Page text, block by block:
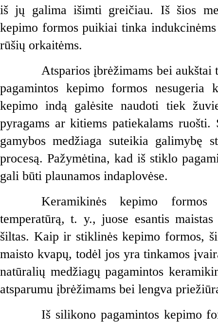
iš jų galima išimti greičiau. Iš šios
kepimo formos puikiai tinka
rūšių orkaitėms.
Atsparios įbrėžimams bei aukštai
pagamintos kepimo formos nesugeria
kepimo indą galėsite naudoti tiek
pyragams ar kitiems patiekalams
gamybos medžiaga suteikia galimybę
procesą. Pažymėtina, kad iš stiklo
gali būti plaunamos indaplovėse.
Keramikinės kepimo
temperatūrą, t. y., juose esantis
šiltas. Kaip ir stiklinės kepimo formos,
maisto kvapų, todėl jos yra tinkamos
natūralių medžiagų pagamintos
atsparumu įbrėžimams bei lengva
Iš silikono pagamintos kepimo